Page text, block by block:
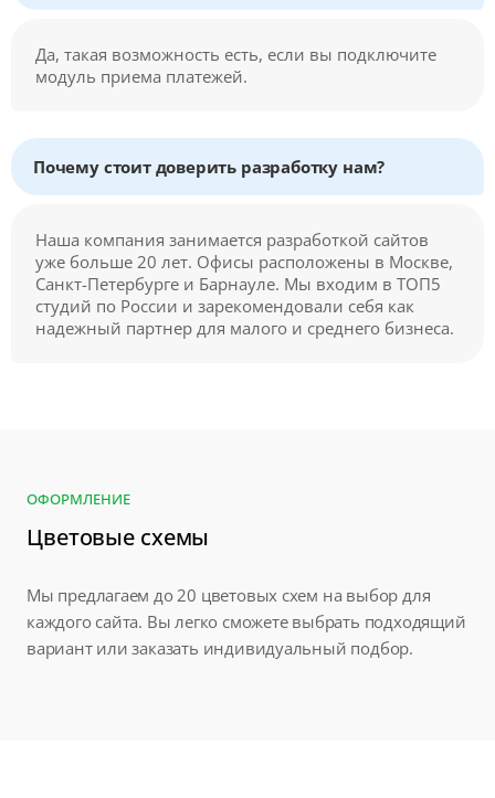
Да, такая возможность есть, если вы подключите
модуль приема платежей.
Почему стоит доверить разработку нам?
Наша компания занимается разработкой сайтов
уже больше 20 лет. Офисы расположены в Москве,
Санкт-Петербурге и Барнауле. Мы входим в ТОП5
студий по России и зарекомендовали себя как
надежный партнер для малого и среднего бизнеса.
ОФОРМЛЕНИЕ
Цветовые схемы
Мы предлагаем до 20 цветовых схем на выбор для
каждого сайта. Вы легко сможете выбрать подходящий
вариант или заказать индивидуальный подбор.